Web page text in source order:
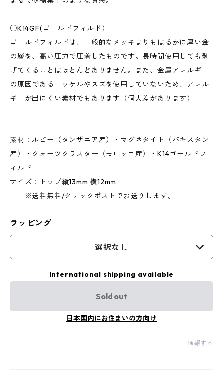
○K14GF(ゴールドフィルド）
ゴールドフィルドは、一般的なメッキよりもはるかに厚い金
の層を、高い圧力で圧着したものです。長時間使用しても剥
げてくることはほとんどありません。また、金属アレルギー
の原因であるニッケルやスズを使用していないため、アレル
ギーが出にくい素材でもあります（個人差があります）
素材：ルビー（タンザニア産）・マグネタイト（パキスタン
産）・クォーツクラスター（モロッコ産）・K14ゴールドフ
ィルド
サイズ：トップ縦13mm 横12mm
※送料無料/クリックポストでお送りします。
ラッピング
選択なし
International shipping available
Sold out
日本国内にお住まいの方向け
通報する